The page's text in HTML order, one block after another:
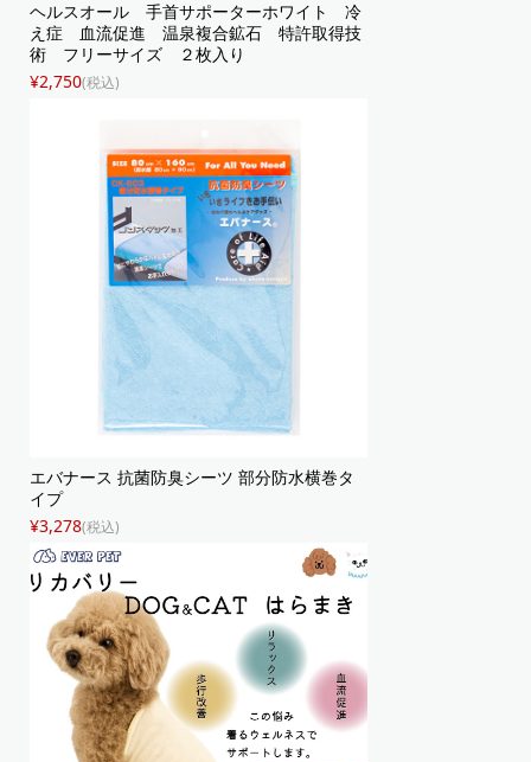
ヘルスオール 手首サポーターホワイト 冷
え症 血流促進 温泉複合鉱石 特許取得技
術 フリーサイズ ２枚入り
¥2,750(税込)
エバナース 抗菌防臭シーツ 部分防水横巻タ
イプ
¥3,278(税込)